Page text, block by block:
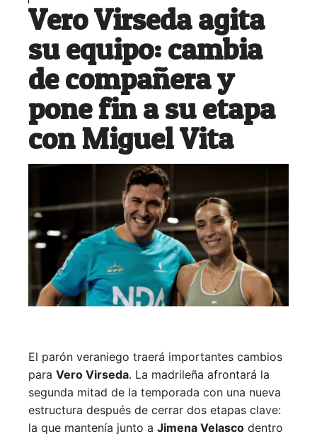
Vero Virseda agita
su equipo: cambia
de compañera y
pone fin a su etapa
con Miguel Vita
El parón veraniego traerá importantes cambios
para Vero Virseda. La madrileña afrontará la
segunda mitad de la temporada con una nueva
estructura después de cerrar dos etapas clave:
la que mantenía junto a Jimena Velasco dentro